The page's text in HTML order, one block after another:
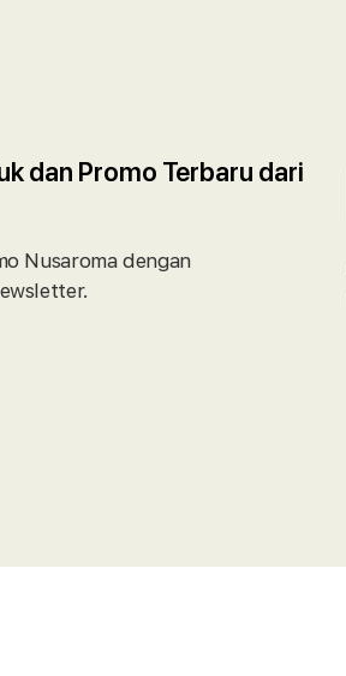
dan Promo Terbaru dari
Nusaroma dengan